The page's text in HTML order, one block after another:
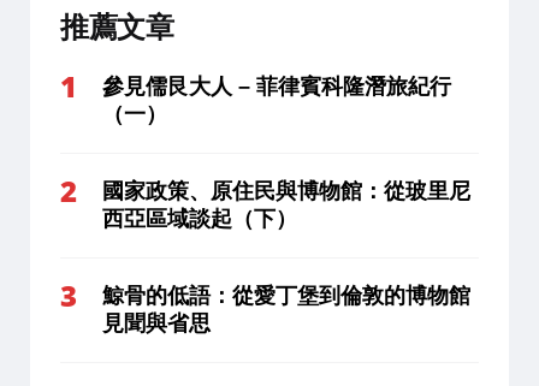
推薦文章
參見儒艮大人 – 菲律賓科隆潛旅紀行
（一）
國家政策、原住民與博物館：從玻里尼
西亞區域談起（下）
鯨骨的低語：從愛丁堡到倫敦的博物館
見聞與省思